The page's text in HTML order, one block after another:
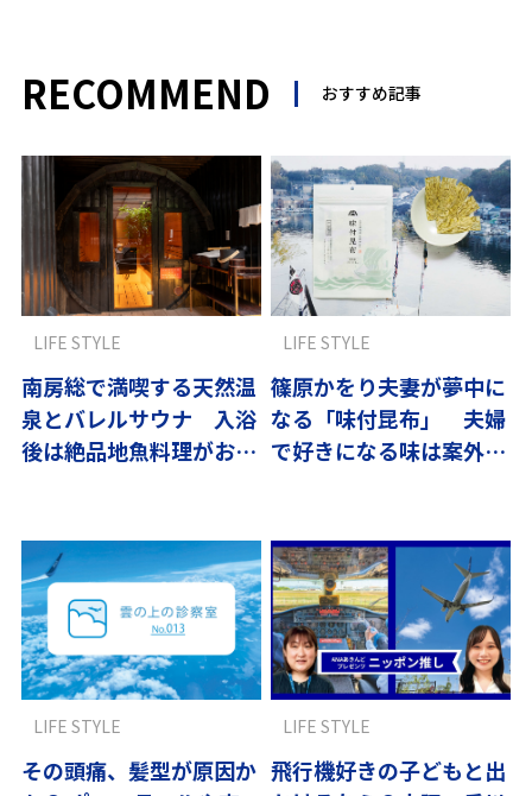
RECOMMEND おすすめ記事
南房総で満喫する天然温
泉とバレルサウナ 入浴
後は絶品地魚料理がお待
LIFE STYLE
篠原かをり夫妻が夢中に
なる「味付昆布」 夫婦
で好きになる味は案外め
LIFE STYLE
その頭痛、髪型が原因か
LIFE STYLE
飛行機好きの子どもと出
LIFE STYLE